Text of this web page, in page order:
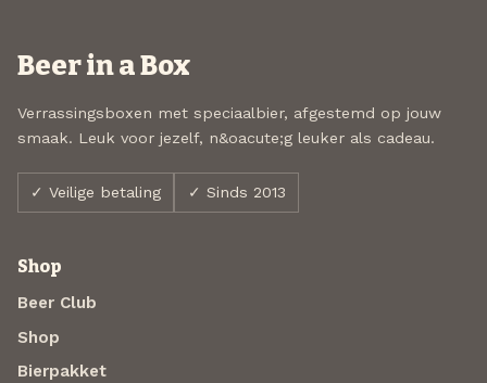
Beer in a Box
Verrassingsboxen met speciaalbier, afgestemd op jouw
smaak. Leuk voor jezelf, n&oacute;g leuker als cadeau.
✓ Veilige betaling ✓ Sinds 2013
Shop
Beer Club
Shop
Bierpakket